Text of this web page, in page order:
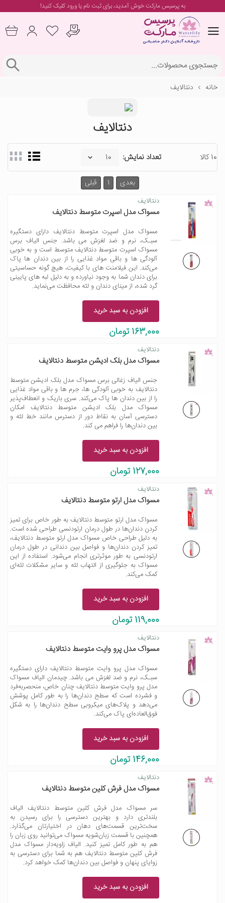
به پرسیس مارکت خوش آمدید، برایثبت نام یا ورودکلیک کنید!
خانه دنتالایف
دنتالایف
10 کالا تعداد نمایش:
قبلی 1 بعدی
دنتالایف
مسواک مدل اسپرت متوسط دنتالایف
مسواک مدل اسپرت متوسط دنتالایف دارای دستگیره
سبـک، نرم و ضد لغزش می باشد. جنس الیاف برس
مسواک اسپرت متوسط دنتالایف متوسط است و به خوبی
آلودگی ها و باقی مواد غذایی را از بین دندان ها پاک
می‌کند. این فیلامنت های با کیفیت، هیچ گونه حساسیتی
برای دندان شما به وجود نیاورده و به دلیل لبه های پایینی
گرد شده، از مینای دندان و لثه محافظت می‌نماید.
افزودن به سبد خرید
163,000 تومان
دنتالایف
مسواک مدل بلک ادیشن متوسط دنتالایف
جنس الیاف زغالی برس مسواک مدل بلک ادیشن متوسط
دنتالایف به خوبی آلودگی ها، جرم ها و باقی مواد غذایی
را از بین دندان ها پاک می‌کند. سری باریک و انعطاف‌پذیر
مسواک مدل بلک ادیشن متوسط دنتالایف امکان
دسترسی آسان به نقاط دور از دسترس مانند خط لثه و
بین دندان‌ها را فراهم می کند.
افزودن به سبد خرید
127,000 تومان
دنتالایف
مسواک مدل ارتو متوسط دنتالایف
مسواک مدل ارتو متوسط دنتالایف به طور خاص برای تمیز
کردن دندان‌ها در طول درمان ارتودنسی طراحی شده است.
به دلیل طراحی خاص مسواک مدل ارتو متوسط دنتالایف،
تمیز کردن دندان‌ها و فواصل بین دندانی در طول درمان
ارتودنسی به طور موثرتری انجام می‌شود. استفاده از این
مسواک به جلوگیری از التهاب لثه و سایر مشکلات لثه‌ای
کمک می‌کند.
افزودن به سبد خرید
119,000 تومان
دنتالایف
مسواک مدل پرو وایت متوسط دنتالایف
مسواک مدل پرو وایت متوسط دنتالایف دارای دستگیره
سبـک، نرم و ضد لغزش می باشد. چیدمان الیاف مسواک
مدل پرو وایت متوسط دنتالایف چنان خاص، منحصربه‌فرد
و فشرده است که سطح دندان‌ها را به طور کامل پوشش
می‌دهد و پلاک‌های میکروبی سطح دندان‌ها را به شکل
فوق‌العاده‌ای پاک می‌کند.
افزودن به سبد خرید
146,000 تومان
دنتالایف
مسواک مدل فرش کلین متوسط دنتالایف
سر مسواک مدل فرش کلین متوسط دنتالایف الیاف
بلندتری دارد و بهترین دسترسی را برای رسیدن به
سخت‌ترین قسمت‌های دهان در اختیارتان می‌گذارد.
همچنین با قسمت زبان‌شویه مسواک می‌توانید روی زبان را
هم به طور کامل تمیز کنید. الیاف زاویه‌دار مسواک مدل
فرش کلین متوسط دنتالایف هم به شما برای دسترسی به
زوایای پنهان و فواصل بین دندان‌ها کمک خواهد کرد.
افزودن به سبد خرید